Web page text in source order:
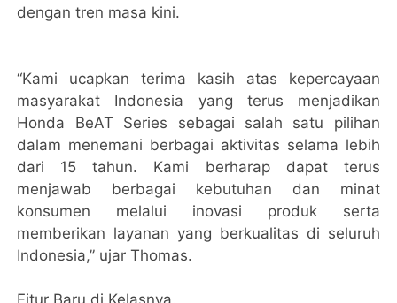
dengan tren masa kini.
“Kami ucapkan terima kasih atas kepercayaan
masyarakat Indonesia yang terus menjadikan
Honda BeAT Series sebagai salah satu pilihan
dalam menemani berbagai aktivitas selama lebih
dari 15 tahun. Kami berharap dapat terus
menjawab berbagai kebutuhan dan minat
konsumen melalui inovasi produk serta
memberikan layanan yang berkualitas di seluruh
Indonesia,” ujar Thomas.
Fitur Baru di Kelasnya.